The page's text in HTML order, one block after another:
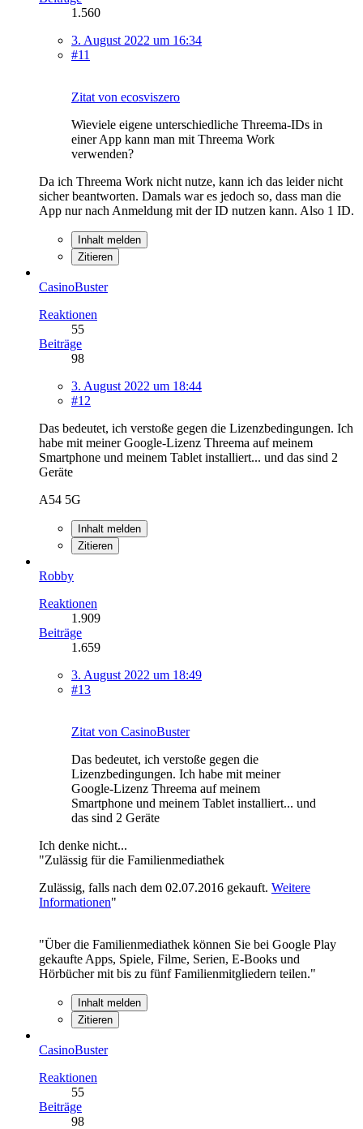
1.560
3. August 2022 um 16:34
#11
Zitat von ecosviszero
Wieviele eigene unterschiedliche Threema-IDs in
einer App kann man mit Threema Work
verwenden?
Da ich Threema Work nicht nutze, kann ich das leider nicht
sicher beantworten. Damals war es jedoch so, dass man die
App nur nach Anmeldung mit der ID nutzen kann. Also 1 ID.
Inhalt melden
Zitieren
CasinoBuster
Reaktionen
55
Beiträge
98
3. August 2022 um 18:44
#12
Das bedeutet, ich verstoße gegen die Lizenzbedingungen. Ich
habe mit meiner Google-Lizenz Threema auf meinem
Smartphone und meinem Tablet installiert... und das sind 2
Geräte
A54 5G
Inhalt melden
Zitieren
Robby
Reaktionen
1.909
Beiträge
1.659
3. August 2022 um 18:49
#13
Zitat von CasinoBuster
Das bedeutet, ich verstoße gegen die
Lizenzbedingungen. Ich habe mit meiner
Google-Lizenz Threema auf meinem
Smartphone und meinem Tablet installiert... und
das sind 2 Geräte
Ich denke nicht...
"Zulässig für die Familienmediathek
Zulässig, falls nach dem 02.07.2016 gekauft. Weitere
Informationen"
"Über die Familienmediathek können Sie bei Google Play
gekaufte Apps, Spiele, Filme, Serien, E-Books und
Hörbücher mit bis zu fünf Familienmitgliedern teilen."
Inhalt melden
Zitieren
CasinoBuster
Reaktionen
55
Beiträge
98